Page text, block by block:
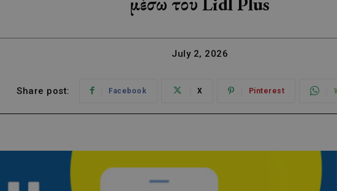
July 2, 2026
Share post: Facebook X Pinterest